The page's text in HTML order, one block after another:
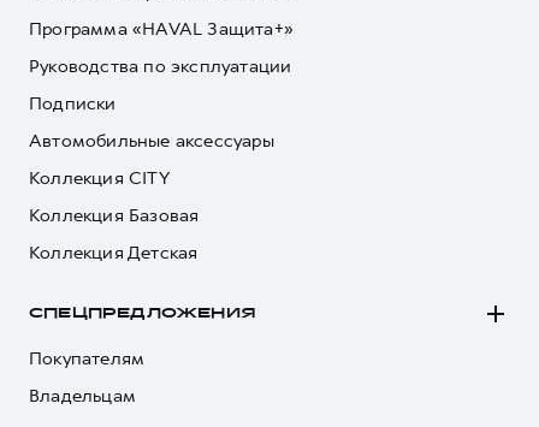
Программа «HAVAL Защита+»
Руководства по эксплуатации
Подписки
Автомобильные аксессуары
Коллекция CITY
Коллекция Базовая
Коллекция Детская
СПЕЦПРЕДЛОЖЕНИЯ
Покупателям
Владельцам